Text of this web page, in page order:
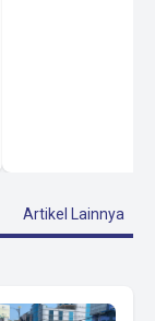
Artikel Lainnya